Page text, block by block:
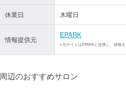
休業日 木曜日
情報提供元
EPARK
※当サイトはEPARKと提携し、情報を
周辺のおすすめサロン